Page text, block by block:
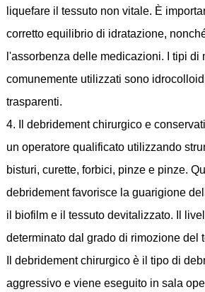
liquefare il tessuto non vitale. È
corretto equilibrio di idratazione,
l'assorbenza delle medicazioni. I tipi di
comunemente utilizzati sono
trasparenti.
4. Il debridement chirurgico e
un operatore qualificato utilizzando
bisturi, curette, forbici, pinze e pinze.
debridement favorisce la guarigione
il biofilm e il tessuto devitalizzato. Il
determinato dal grado di rimozione del
Il debridement chirurgico è il tipo di
aggressivo e viene eseguito in sala